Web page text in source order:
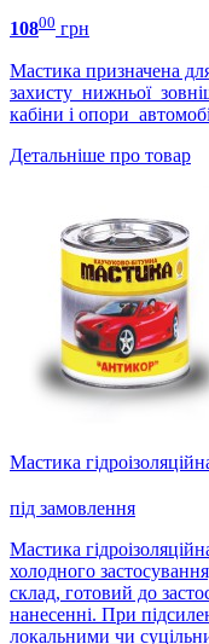
10800 грн
Мастика призначена
захисту нижньої
кабіни і опори
Детальніше про товар
Мастика
під замовлення
Мастика
холодного
склад, готовий до
нанесенні. При
локальними чи